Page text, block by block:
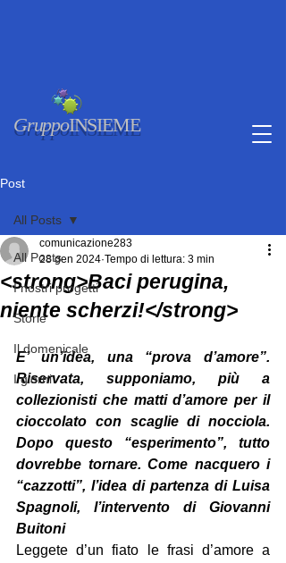
GruppoINSIEME
Post
All Posts
I nostri progetti
Storie
Il domenicale
I giorni
All Posts
<strong>Baci perugina,
niente scherzi!</strong>
comunicazione283
28 gen 2024 Tempo di lettura: 3 min
E’ un’idea, una “prova d’amore”.
Riservata, supponiamo, più a
collezionisti che matti d’amore per il
cioccolato con scaglie di nocciola.
Dopo questo “esperimento”, tutto
dovrebbe tornare. Come nacquero i
“cazzotti”, l’idea di partenza di Luisa
Spagnoli, l’intervento di Giovanni
Buitoni
Leggete d’un fiato le frasi d’amore a